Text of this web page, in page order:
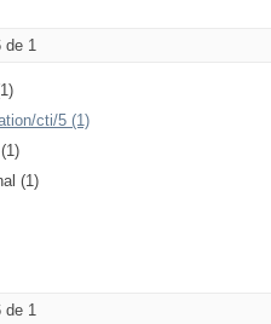
de 1
cti/5 (1)
(1)
de 1